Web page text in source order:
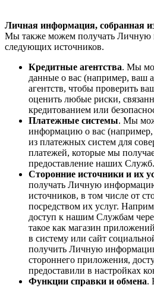
Личная информация, собранная
Мы также можем получать Личную
следующих источников.
Кредитные агентства. Мы
данные о вас (например, ваш
агентств, чтобы проверить
оценить любые риски,
кредитованием или
Платежные системы. Мы
информацию о вас (например,
из платежных систем для
платежей, которые мы
предоставление наших Служб.
Сторонние источники и их
получать Личную
источников, в том числе от
посредством их услуг.
доступ к нашим Службам
такое как магазин
в систему или сайт
получить Личную
стороннего приложения,
предоставили в настройках
Функции справки и обмена.